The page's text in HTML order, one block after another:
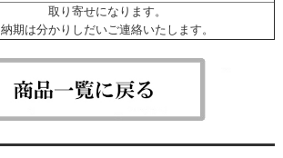
取り寄せになります。
納期は分かりしだいご連絡いたします。